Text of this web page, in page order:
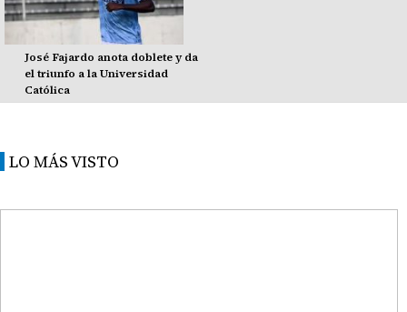
José Fajardo anota doblete y da
el triunfo a la Universidad
Católica
LO MÁS VISTO